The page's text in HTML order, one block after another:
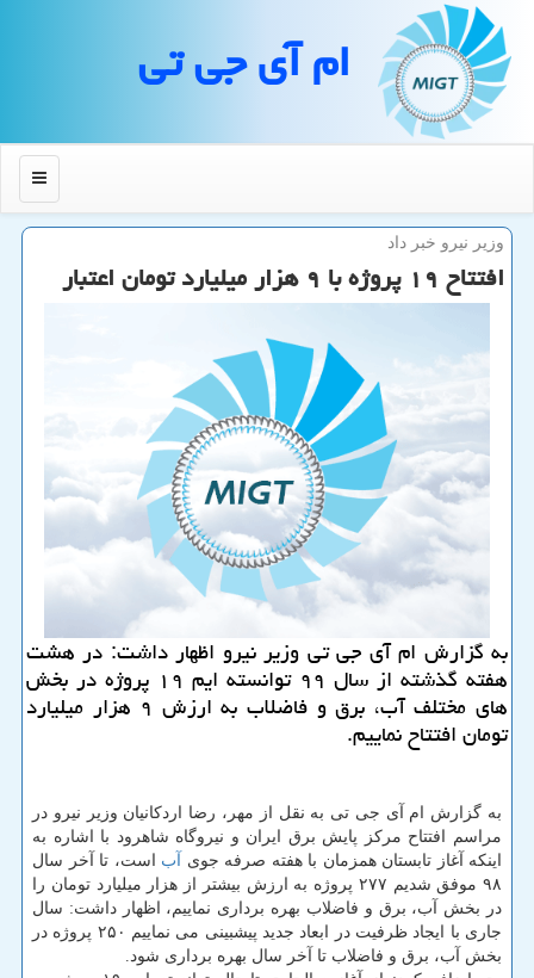
ام آی جی تی
منو
وزیر نیرو خبر داد
افتتاح ۱۹ پروژه با ۹ هزار میلیارد تومان اعتبار
به گزارش ام آی جی تی وزیر نیرو اظهار داشت: در هشت
هفته گذشته از سال ۹۹ توانسته ایم ۱۹ پروژه در بخش
های مختلف آب، برق و فاضلاب به ارزش ۹ هزار میلیارد
تومان افتتاح نماییم.
به گزارش ام آی جی تی به نقل از مهر، رضا اردکانیان وزیر نیرو در
مراسم افتتاح مرکز پایش برق ایران و نیروگاه شاهرود با اشاره به
اینکه آغاز تابستان همزمان با هفته صرفه جوی آب است، تا آخر سال
۹۸ موفق شدیم ۲۷۷ پروژه به ارزش بیشتر از هزار میلیارد تومان را
در بخش آب، برق و فاضلاب بهره برداری نماییم، اظهار داشت: سال
جاری با ایجاد ظرفیت در ابعاد جدید پیشبینی می نماییم ۲۵۰ پروژه در
بخش آب، برق و فاضلاب تا آخر سال بهره برداری شود.